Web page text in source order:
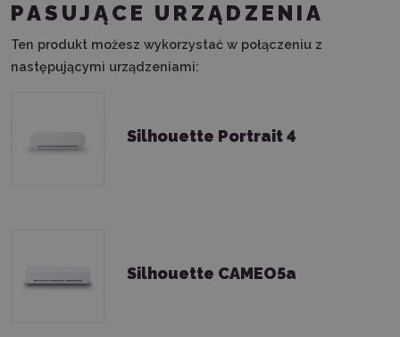
PASUJĄCE URZĄDZENIA
Ten produkt możesz wykorzystać w połączeniu z
następującymi urządzeniami:
Silhouette Portrait 4
Silhouette CAMEO5a